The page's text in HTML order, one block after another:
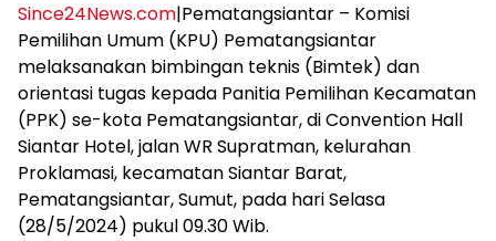
Since24News.com|Pematangsiantar – Komisi
Pemilihan Umum (KPU) Pematangsiantar
melaksanakan bimbingan teknis (Bimtek) dan
orientasi tugas kepada Panitia Pemilihan Kecamatan
(PPK) se-kota Pematangsiantar, di Convention Hall
Siantar Hotel, jalan WR Supratman, kelurahan
Proklamasi, kecamatan Siantar Barat,
Pematangsiantar, Sumut, pada hari Selasa
(28/5/2024) pukul 09.30 Wib.